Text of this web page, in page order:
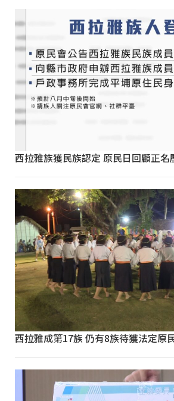
西拉雅族獲民族認定 原民日回顧正名
西拉雅成第17族 仍有8族待獲法定原